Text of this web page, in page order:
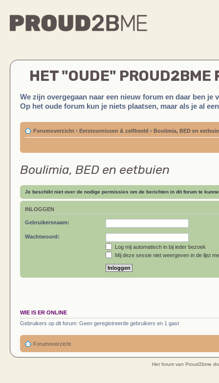
HET "OUDE" PROUD2BME
We zijn overgegaan naar een nieuw forum en daar ben je
Op het oude forum kun je niets plaatsen, maar als je al
Forumoverzicht ‹ Eetstoornissen & zelfbeeld ‹ Boulimia, BED en
Boulimia, BED en eetbuien
Je beschikt niet over de nodige permissies om de berichten in dit forum te
INLOGGEN
Gebruikersnaam:
Wachtwoord:
Log mij automatisch in bij ieder bezoek
Mij deze sessie niet weergeven in de lijst
WIE IS ER ONLINE
Gebruikers op dit forum: Geen geregistreerde gebruikers en 1 gast
Forumoverzicht
Het forum van Proud2bme